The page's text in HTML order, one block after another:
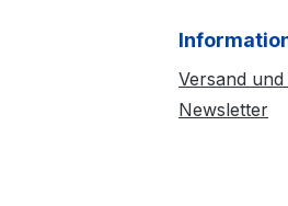
Versand
Newsletter